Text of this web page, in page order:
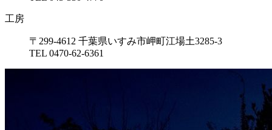
工房
〒299-4612 千葉県いすみ市岬町江場土3285-3
TEL 0470-62-6361